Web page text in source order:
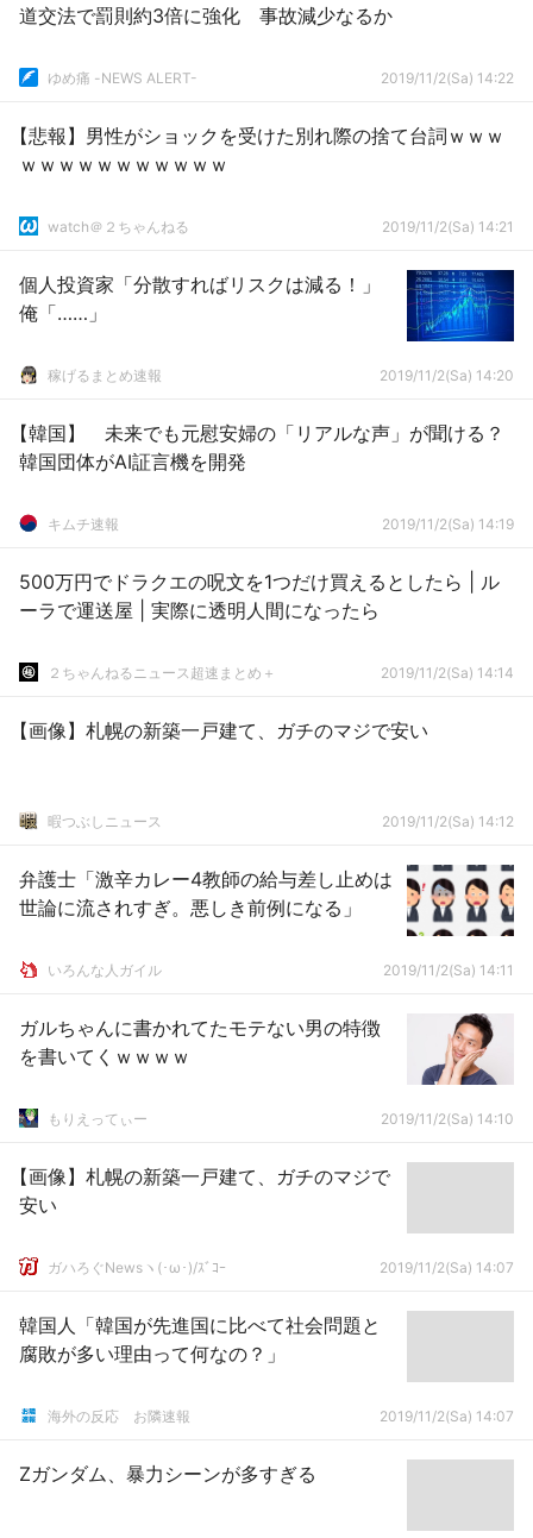
道交法で罰則約3倍に強化 事故減少なるか
ゆめ痛 -NEWS ALERT- 2019/11/2(Sa) 14:22
【悲報】男性がショックを受けた別れ際の捨て台詞ｗｗｗ
ｗｗｗｗｗｗｗｗｗｗｗ
watch＠２ちゃんねる 2019/11/2(Sa) 14:21
個人投資家「分散すればリスクは減る！」
俺「……」
稼げるまとめ速報 2019/11/2(Sa) 14:20
【韓国】 未来でも元慰安婦の「リアルな声」が聞ける？
韓国団体がAI証言機を開発
キムチ速報 2019/11/2(Sa) 14:19
500万円でドラクエの呪文を1つだけ買えるとしたら | ル
ーラで運送屋 | 実際に透明人間になったら
２ちゃんねるニュース超速まとめ＋ 2019/11/2(Sa) 14:14
【画像】札幌の新築一戸建て、ガチのマジで安い
暇つぶしニュース 2019/11/2(Sa) 14:12
弁護士「激辛カレー4教師の給与差し止めは
世論に流されすぎ。悪しき前例になる」
いろんな人ガイル 2019/11/2(Sa) 14:11
ガルちゃんに書かれてたモテない男の特徴
を書いてくｗｗｗｗ
もりえってぃー 2019/11/2(Sa) 14:10
【画像】札幌の新築一戸建て、ガチのマジで
安い
ガハろぐNewsヽ(･ω･)/ｽﾞｺｰ 2019/11/2(Sa) 14:07
韓国人「韓国が先進国に比べて社会問題と
腐敗が多い理由って何なの？」
海外の反応 お隣速報 2019/11/2(Sa) 14:07
Zガンダム、暴力シーンが多すぎる